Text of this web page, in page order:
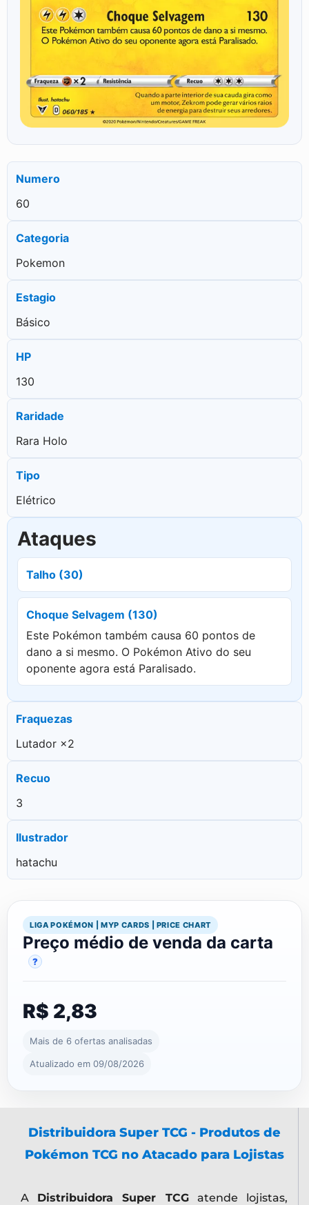
Numero
60
Categoria
Pokemon
Estagio
Básico
HP
130
Raridade
Rara Holo
Tipo
Elétrico
Ataques
Talho (30)
Choque Selvagem (130)
Este Pokémon também causa 60 pontos de
dano a si mesmo. O Pokémon Ativo do seu
oponente agora está Paralisado.
Fraquezas
Lutador ×2
Recuo
3
Ilustrador
hatachu
LIGA POKÉMON | MYP CARDS | PRICE CHART
Preço médio de venda da carta
?
R$ 2,83
Mais de 6 ofertas analisadas
Atualizado em 09/08/2026
Distribuidora Super TCG - Produtos de
Pokémon TCG no Atacado para Lojistas
A Distribuidora Super TCGatende lojistas,